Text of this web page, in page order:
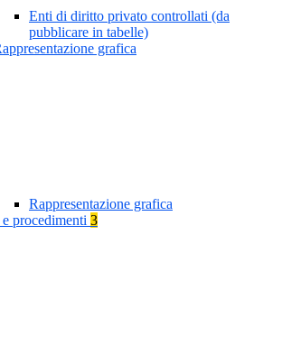
Enti di diritto privato controllati (da
pubblicare in tabelle)
grafica
Rappresentazione grafica
procedimenti 3